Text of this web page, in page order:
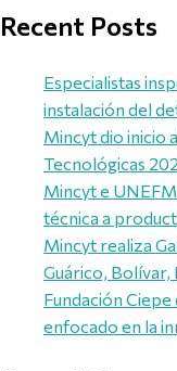
Recent Posts
Especialistas
instalación del
Mincyt dio inicio
Tecnológicas
Mincyt e
técnica a
Mincyt realiza
Guárico, Bolívar,
Fundación
enfocado en la